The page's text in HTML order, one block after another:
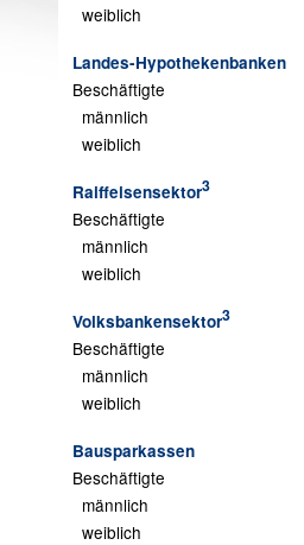
weiblich
Landes-Hypothekenbanken
Beschäftigte
männlich
weiblich
Raiffeisensektor3
Beschäftigte
männlich
weiblich
Volksbankensektor3
Beschäftigte
männlich
weiblich
Bausparkassen
Beschäftigte
männlich
weiblich